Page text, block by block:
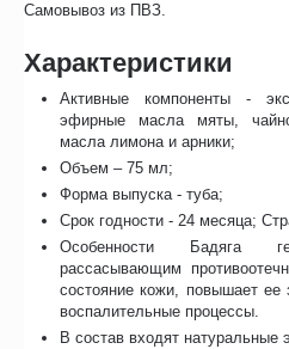
Самовывоз из ПВЗ.
Характеристики
Активные компоненты -
эфирные масла мяты,
масла лимона и арники;
Объем – 75 мл;
Форма выпуска - туба;
Срок годности - 24 месяца;
Особенности Бадяга
рассасывающим
состояние кожи, повышает ее
воспалительные процессы.
В состав входят